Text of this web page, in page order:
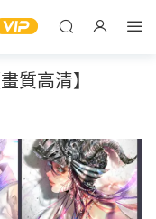
質高清】